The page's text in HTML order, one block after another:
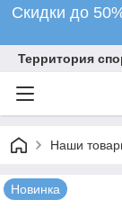
Скидки до
Территория
Наши
Новинка